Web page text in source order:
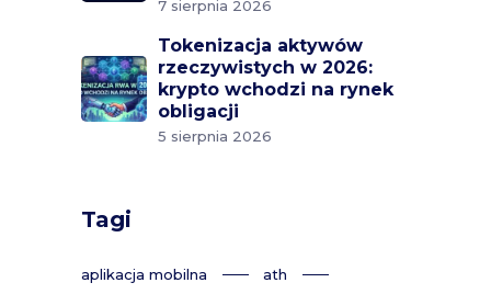
7 sierpnia 2026
Tokenizacja aktywów
rzeczywistych w 2026:
krypto wchodzi na rynek
obligacji
5 sierpnia 2026
Tagi
aplikacja mobilna
ath